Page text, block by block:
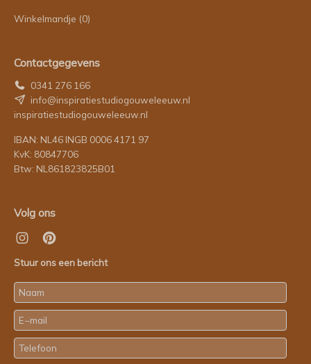
Winkelmandje (0)
Contactgegevens
0341 276 166
info@inspiratiestudiogouweleeuw.nl
inspiratiestudiogouweleeuw.nl
IBAN: NL46 INGB 0006 4171 97
KvK: 80847706
Btw: NL861823825B01
Volg ons
Stuur ons een bericht